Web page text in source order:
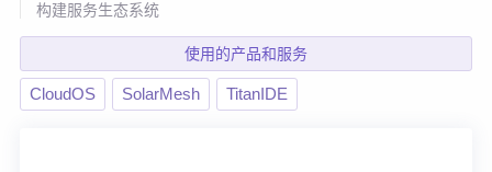
构建服务生态系统
使用的产品和服务
CloudOS SolarMesh TitanIDE